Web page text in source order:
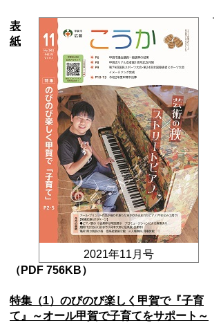
2021年11 月号
表
紙
（PDF 756KB）
特集（1）のびのび楽しく甲賀で『子育
て』～オール甲賀で子育てをサポート～